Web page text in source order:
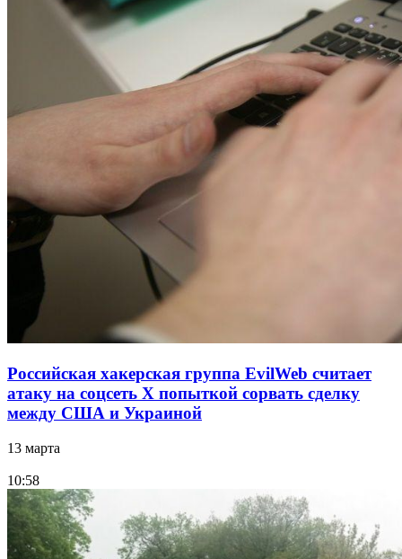
Российская хакерская группа EvilWeb считает
атаку на соцсеть Х попыткой сорвать сделку
между США и Украиной
13 марта
10:58